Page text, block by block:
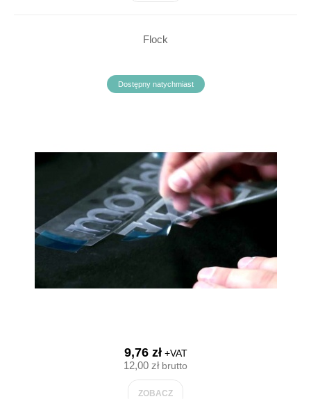
Flock
Dostępny natychmiast
9,76 zł+VAT
12,00 złbrutto
ZOBACZ